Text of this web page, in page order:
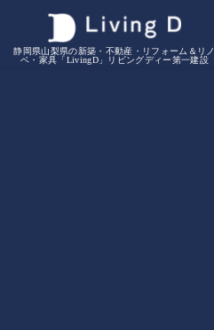
静岡県山梨県の新築・不動産・リフォーム＆リノ
ベ・家具「LivingD」リビングディー第一建設